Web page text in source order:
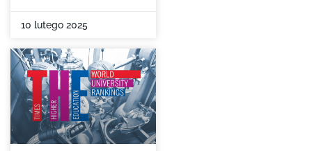
10 lutego 2025